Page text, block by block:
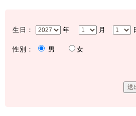
生日： 年 月
性別： 男 女